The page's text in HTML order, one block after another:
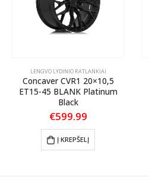
LENGVO LYDINIO RATLANKIAI
Concaver CVR1 20×10,5
ET15-45 BLANK Platinum
Black
€599.99
Į KREPŠELĮ